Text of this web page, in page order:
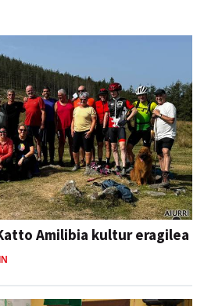
Amilibia kultur eragilea